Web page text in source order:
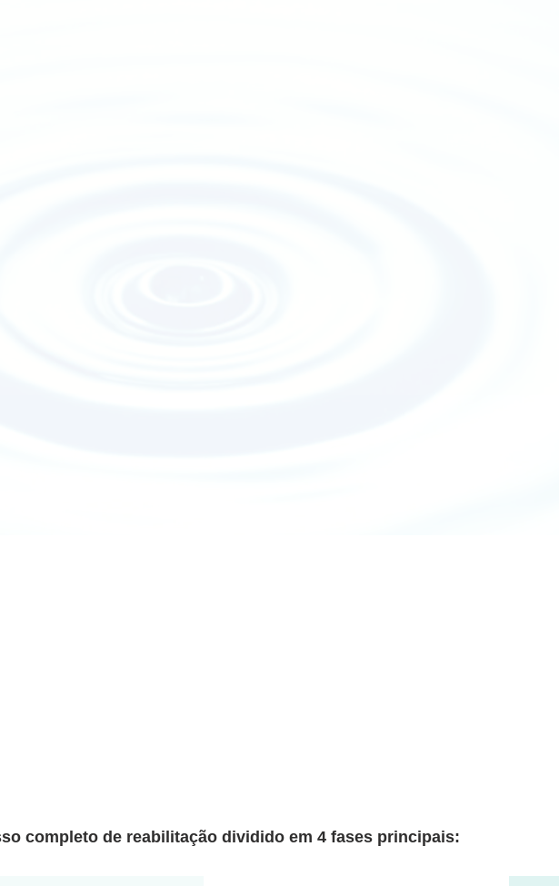
completo de reabilitação dividido em 4 fases principais: